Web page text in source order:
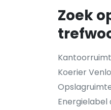
Zoek
Koerier Venlo
Energielabel